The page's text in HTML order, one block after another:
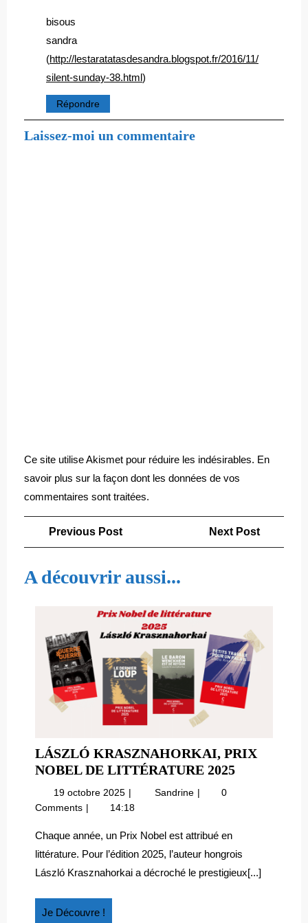
bisous
sandra
(http://lestaratatasdesandra.blogspot.fr/2016/11/
silent-sunday-38.html)
Répondre
Laissez-moi un commentaire
Ce site utilise Akismet pour réduire les indésirables. En
savoir plus sur la façon dont les données de vos
commentaires sont traitées.
Navigation
de
l’article
Previous PostPrevious
Next Post
A découvrir aussi...
LÁSZLÓ KRASZNAHORKAI, PRIX
NOBEL DE LITTÉRATURE 2025LÁSZLÓ
2025
19 octobre 2025 19
octobre
Sandrine László
Nobel
de
littérature
2025
0
Comments
14:18
Chaque année, un Prix Nobel est attribué en
littérature. Pour l’édition 2025, l’auteur hongrois
László Krasznahorkai a décroché le prestigieux[...]
Je Découvre !